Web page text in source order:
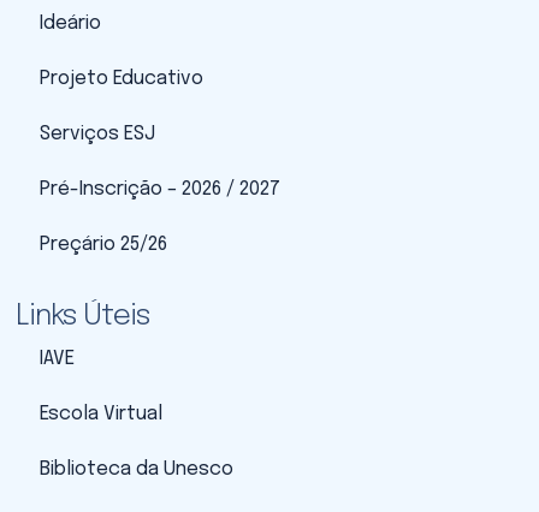
Ideário
Projeto Educativo
Serviços ESJ
Pré-Inscrição – 2026 / 2027
Preçário 25/26
Links Úteis
IAVE
Escola Virtual
Biblioteca da Unesco